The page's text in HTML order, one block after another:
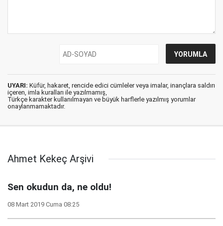
UYARI: Küfür, hakaret, rencide edici cümleler veya imalar, inançlara saldırı
içeren, imla kuralları ile yazılmamış,
Türkçe karakter kullanılmayan ve büyük harflerle yazılmış yorumlar
onaylanmamaktadır.
Ahmet Kekeç Arşivi
Sen okudun da, ne oldu!
08 Mart 2019 Cuma 08:25